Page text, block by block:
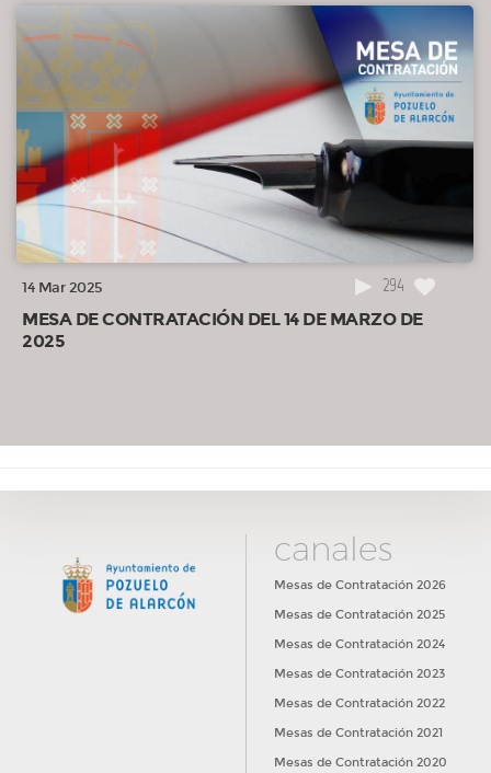
14 Mar 2025 294
MESA DE CONTRATACIÓN DEL 14 DE MARZO DE
2025
canales
Mesas de Contratación 2026
Mesas de Contratación 2025
Mesas de Contratación 2024
Mesas de Contratación 2023
Mesas de Contratación 2022
Mesas de Contratación 2021
Mesas de Contratación 2020